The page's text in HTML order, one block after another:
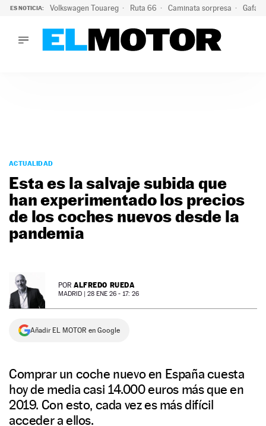
ES NOTICIA: Volkswagen Touareg Ruta 66 Caminata sorpresa Gafas
PODCAST
MOTOS
TECNOLOGÍA
SUPERCOCHES
PREMIOS
NEWSLETTER
ACTUALIDAD
Esta es la salvaje subida que
han experimentado los precios
de los coches nuevos desde la
pandemia
POR ALFREDO RUEDA
MADRID | 28 ENE 26 - 17: 26
Añadir EL MOTOR en Google
Comprar un coche nuevo en España cuesta
hoy de media casi 14.000 euros más que en
2019. Con esto, cada vez es más difícil
acceder a ellos.